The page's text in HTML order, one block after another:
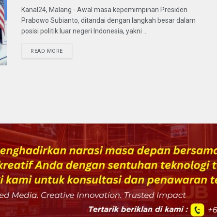
Kanal24, Malang - Awal masa kepemimpinan Presiden
Prabowo Subianto, ditandai dengan langkah besar dalam
posisi politik luar negeri Indonesia, yakni ...
READ MORE